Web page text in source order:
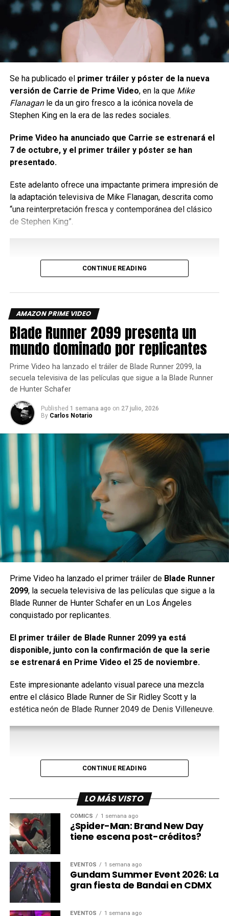
Siguenos en todas nuestras redes socialespara estar
enterado de lo más atractivo del mundo geek, además
suscríbete a nuestro canal de
Youtube podcast
comments
RELATED TOPICS: PRIME VIDEO SERIE
SOLDIER BOY
THE BOYS
VOUGHT RISING
UP NEXT
Brasil Game Show arranca los preparativos
para su edición 2026
Mark Waid y Chris Samnee relanzan el origen
de Batman y Robin
protagonizada por Frances Neagley.
El personaje favorito de los fans interpretado por Maria
Sten, mientras desentraña su propio misterio mortal.
El elenco que llega a la nueva
temporada de Reacher
Acompañando a Ritchson en esta nueva temporada están
Sydelle Noel (GLOW, Black Panther), Chris Marquette
Indonesia, Reckless), Anggun (Asia’s Got Talent, Open the
Door), Kevin Weisman (Alias, Goliath).
Day), Kevin Corrigan (Superbad, Goodfellas) y Kathleen
Robertson (Beverly Hills, 90210, Murder in the First).
Ritchson reveló que la quinta temporada ha recibido luz
La próxima temporada se basará en “Make Me”, la
vigésima novela de Lee Child en su exitosa saga de
Reacher.
La cuarta temporada de Reacher se estrena con tres
episodios el miércoles 12 de agosto de 2026, seguida de
estrenos semanales que culminarán con el debut de
Neagley
el miércoles 16 de septiembre de 2026, en
exclusiva en Prime Video.
Siguenos en todas nuestras redes socialespara estar
enterado de lo más atractivo del mundo geek, además
suscríbete a nuestro canal de
Youtubeypodcast
comments
Se ha publicado el primer tráiler y póster de la nueva
versión de Carrie de Prime Video, en la queMike
Flanaganle da un giro fresco a la icónica novela de
Stephen King en la era de las redes sociales.
Prime Video ha anunciado que Carrie se estrenará el
7 de octubre, y el primer tráiler y póster se han
presentado.
Este adelanto ofrece una impactante primera impresión de
la adaptación televisiva de Mike Flanagan, descrita como
“una reinterpretación fresca y contemporánea del clásico
de Stephen King”.
Con un tono escalofriante y emocionalmente sólido, este
la historia para la era de las redes sociales.
El póster incluye una referencia al famoso baile de
la nueva perspectiva de la adaptación como, según
Amazon, a “los momentos icónicos que se desarrollarán
con una mayor profundidad y tensión a lo largo de la
serie”.
Basada en la icónica novela debut de Stephen King, Carrie
clásico relato de iniciación, adaptada por primera vez a
Flanagan.
La serie sigue a Carrie White (Summer H. Howell), una
estudiante de secundaria inadaptada que ha pasado su
vida encerrada en casa con su madre, Margaret (Samantha
Sloyan), una mujer extremadamente protectora.
Tras la repentina e inesperada muerte de su padre, que la
CONTINUE READING
AMAZON PRIME VIDEO
Blade Runner 2099 presenta un
mundo dominado por replicantes
Prime Video ha lanzado el tráiler de Blade Runner 2099, la
secuela televisiva de las películas que sigue a la Blade Runner
de Hunter Schafer
Published 1 semana ago on 27 julio, 2026
By Carlos Notario
Prime Video ha lanzado el primer tráiler deBlade Runner
2099, la secuela televisiva de las películas que sigue a la
Blade Runner de Hunter Schafer en un Los Ángeles
conquistado por replicantes.
El primer tráiler de Blade Runner 2099 ya está
disponible, junto con la confirmación de que la serie
se estrenará en Prime Video el 25 de noviembre.
Este impresionante adelanto visual parece una mezcla
entre el clásico Blade Runner de Sir Ridley Scott y la
estética neón de Blade Runner 2049 de Denis Villeneuve.
CONTINUE READING
LO MÁS VISTO
CÓMICS 1 semana ago
¿Spider-Man: Brand New Day
tiene escena post-créditos?
EVENTOS 1 semana ago
Gundam Summer Event 2026: La
gran fiesta de Bandai en CDMX
EVENTOS 1 semana ago